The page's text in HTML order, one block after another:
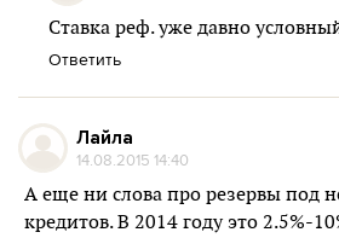
Ставка реф. уже давно
Ответить
Лайла
14.08.2015 14:40
А еще ни слова про резервы под
кредитов. В 2014 году это 2.5%-